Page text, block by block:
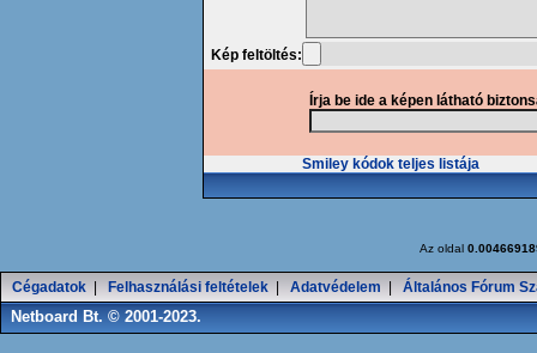
Kép feltöltés:
Írja be ide a képen látható
Smiley kódok teljes listája
Az oldal
Cégadatok Felhasználási feltételek Adatvédelem Általános Fórum
Netboard Bt. © 2001-2023.